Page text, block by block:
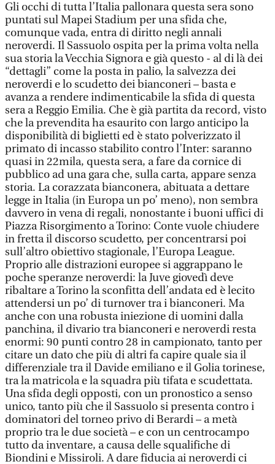
Gli occhi di tutta l’Italia pallonara questa sera sono
puntati sul Mapei Stadium per una sfida che,
comunque vada, entra di diritto negli annali
neroverdi. Il Sassuolo ospita per la prima volta nella
sua storia la Vecchia Signora e già questo - al di là dei
“dettagli” come la posta in palio, la salvezza dei
neroverdi e lo scudetto dei bianconeri – basta e
avanza a rendere indimenticabile la sfida di questa
sera a Reggio Emilia. Che è già partita da record, visto
che la prevendita ha esaurito con largo anticipo la
disponibilità di biglietti ed è stato polverizzato il
primato di incasso stabilito contro l’Inter: saranno
quasi in 22mila, questa sera, a fare da cornice di
pubblico ad una gara che, sulla carta, appare senza
storia. La corazzata bianconera, abituata a dettare
legge in Italia (in Europa un po’ meno), non sembra
davvero in vena di regali, nonostante i buoni uffici di
Piazza Risorgimento a Torino: Conte vuole chiudere
in fretta il discorso scudetto, per concentrarsi poi
sull’altro obiettivo stagionale, l’Europa League.
Proprio alle distrazioni europee si aggrappano le
poche speranze neroverdi: la Juve giovedì deve
ribaltare a Torino la sconfitta dell’andata ed è lecito
attendersi un po’ di turnover tra i bianconeri. Ma
anche con una robusta iniezione di uomini dalla
panchina, il divario tra bianconeri e neroverdi resta
enormi: 90 punti contro 28 in campionato, tanto per
citare un dato che più di altri fa capire quale sia il
differenziale tra il Davide emiliano e il Golia torinese,
tra la matricola e la squadra più tifata e scudettata.
Una sfida degli opposti, con un pronostico a senso
unico, tanto più che il Sassuolo si presenta contro i
dominatori del torneo privo di Berardi – a metà
proprio tra le due società – e con un centrocampo
tutto da inventare, a causa delle squalifiche di
Biondini e Missiroli. A dare fiducia ai neroverdi ci